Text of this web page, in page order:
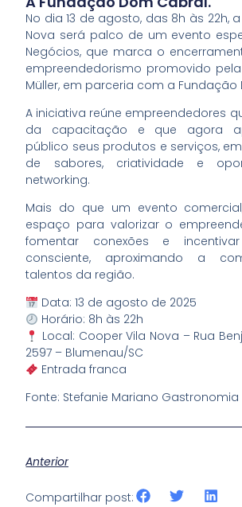
No dia 13 de agosto, das 8h às 22h,
Nova será palco de um evento
Negócios, que marca o
empreendedorismo promovido pela
Müller, em parceria com a Fundação
A iniciativa reúne empreendedores
da capacitação e que agora
público seus produtos e serviços,
de sabores, criatividade e
networking.
Mais do que um evento
espaço para valorizar o
fomentar conexões e
consciente, aproximando a
talentos da região.
Data: 13 de agosto de 2025
Horário: 8h às 22h
Local: Cooper Vila Nova – Rua
2597 – Blumenau/SC
Entrada franca
Fonte: Stefanie Mariano Gastronomia
Anterior
Compartilhar post: